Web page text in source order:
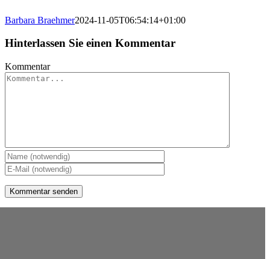
Barbara Braehmer2024-11-05T06:54:14+01:00
Hinterlassen Sie einen Kommentar
Kommentar